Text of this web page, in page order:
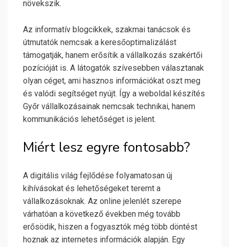
növekszik.
Az informatív blogcikkek, szakmai tanácsok és
útmutatók nemcsak a keresőoptimalizálást
támogatják, hanem erősítik a vállalkozás szakértői
pozícióját is. A látogatók szívesebben választanak
olyan céget, ami hasznos információkat oszt meg
és valódi segítséget nyújt. Így a weboldal készítés
Győr vállalkozásainak nemcsak technikai, hanem
kommunikációs lehetőséget is jelent.
Miért lesz egyre fontosabb?
A digitális világ fejlődése folyamatosan új
kihívásokat és lehetőségeket teremt a
vállalkozásoknak. Az online jelenlét szerepe
várhatóan a következő években még tovább
erősödik, hiszen a fogyasztók még több döntést
hoznak az internetes információk alapján. Egy